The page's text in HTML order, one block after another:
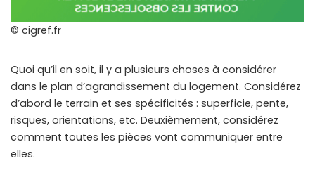
© cigref.fr
Quoi qu’il en soit, il y a plusieurs choses à considérer
dans le plan d’agrandissement du logement. Considérez
d’abord le terrain et ses spécificités : superficie, pente,
risques, orientations, etc. Deuxièmement, considérez
comment toutes les pièces vont communiquer entre
elles.